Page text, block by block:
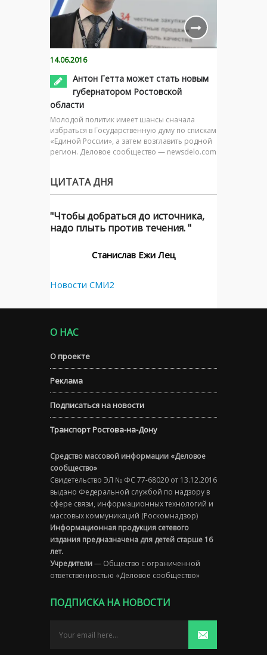
14.06.2016
Антон Гетта может стать новым
губернатором Ростовской
области
Молодой политик имеет шансы сначала
избраться в Государственную думу по спискам
«Единой России», а затем возглавить родной
регион. Деловое сообщество — newsdelo.com
ЦИТАТА ДНЯ
"Чтобы добраться до источника,
надо плыть против течения. "
Станислав Ежи Лец
Новости СМИ2
О НАС
О проекте
Реклама
Подписаться на новости
Транспорт Ростова-на-Дону
Средство массовой информации «Деловое
сообщество»
Свидетельство ЭЛ № ФС 77-68020 от 13.12.2016
выдано Федеральной службой по надзору в
сфере связи, информационных технологий и
массовых коммуникаций (Роскомнадзор)
Информационная продукция сетевого
издания предназначена для детей старше 16
лет.
Учредители— Общество с ограниченной
ответственностью «Деловое сообщество»
ПОДПИСКА НА НОВОСТИ